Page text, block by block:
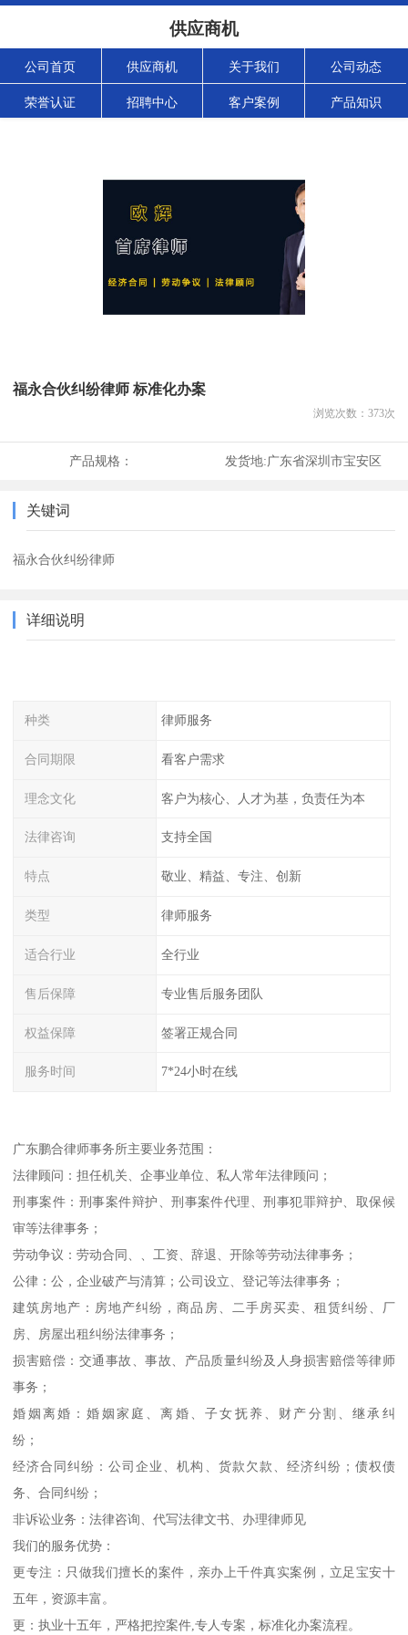
供应商机
公司首页 供应商机 关于我们 公司动态
荣誉认证 招聘中心 客户案例 产品知识
福永合伙纠纷律师 标准化办案
浏览次数： 373次
产品规格： 发货地:广东省深圳市宝安区
关键词
福永合伙纠纷律师
详细说明
种类 律师服务
合同期限 看客户需求
理念文化 客户为核心、人才为基，负责任为本
法律咨询 支持全国
特点 敬业、精益、专注、创新
类型 律师服务
适合行业 全行业
售后保障 专业售后服务团队
权益保障 签署正规合同
服务时间 7*24小时在线
广东鹏合律师事务所主要业务范围：
法律顾问：担任机关、企事业单位、私人常年法律顾问；
刑事案件：刑事案件辩护、刑事案件代理、刑事犯罪辩护、取保候
审等法律事务；
劳动争议：劳动合同、、工资、辞退、开除等劳动法律事务；
公律：公，企业破产与清算；公司设立、登记等法律事务；
建筑房地产：房地产纠纷，商品房、二手房买卖、租赁纠纷、厂
房、房屋出租纠纷法律事务；
损害赔偿：交通事故、事故、产品质量纠纷及人身损害赔偿等律师
事务；
婚姻离婚：婚姻家庭、离婚、子女抚养、财产分割、继承纠
纷；
经济合同纠纷：公司企业、机构、货款欠款、经济纠纷；债权债
务、合同纠纷；
非诉讼业务：法律咨询、代写法律文书、办理律师见
我们的服务优势：
更专注：只做我们擅长的案件，亲办上千件真实案例，立足宝安十
五年，资源丰富。
更：执业十五年，严格把控案件,专人专案，标准化办案流程。